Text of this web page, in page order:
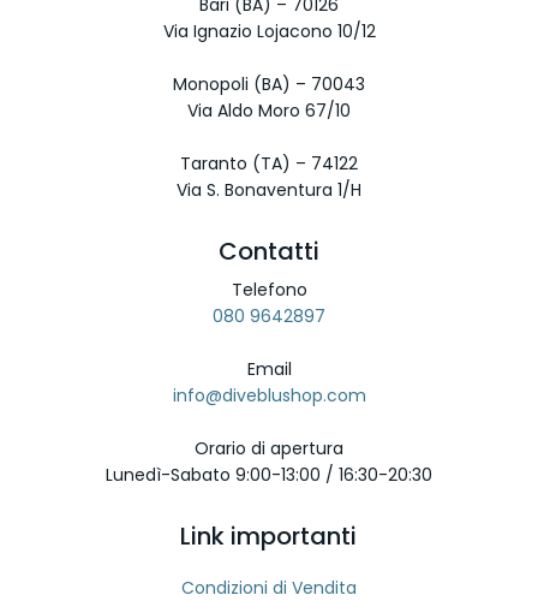
Bari (BA) – 70126
Via Ignazio Lojacono 10/12
Monopoli (BA) – 70043
Via Aldo Moro 67/10
Taranto (TA) – 74122
Via S. Bonaventura 1/H
Contatti
Telefono
080 9642897
Email
info@diveblushop.com
Orario di apertura
Lunedì-Sabato 9:00-13:00 / 16:30-20:30
Link importanti
Condizioni di Vendita